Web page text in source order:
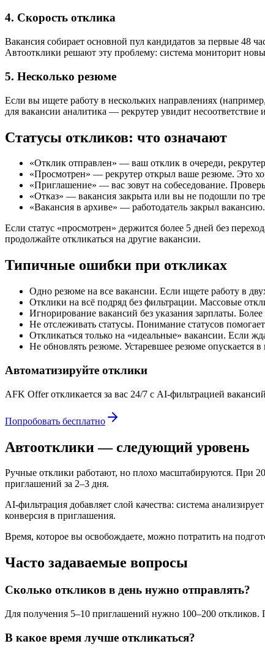
4. Скорость отклика
Вакансия собирает основной пул кандидатов за первые 48
Автоотклики решают эту проблему: система мониторит
5. Несколько резюме
Если вы ищете работу в нескольких направлениях
для вакансии аналитика — рекрутер увидит несоответствие
Статусы откликов: что означают
«Отклик отправлен» — ваш отклик в очереди,
«Просмотрен» — рекрутер открыл ваше резюме. Это
«Приглашение» — вас зовут на собеседование.
«Отказ» — вакансия закрыта или вы не подошли по
«Вакансия в архиве» — работодатель закрыл
Если статус «просмотрен» держится более 5 дней без
продолжайте откликаться на другие вакансии.
Типичные ошибки при откликах
Одно резюме на все вакансии. Если ищете работу в
Отклики на всё подряд без фильтрации. Массовые
Игнорирование вакансий без указания зарплаты.
Не отслеживать статусы. Понимание статусов
Откликаться только на «идеальные» вакансии. Если
Не обновлять резюме. Устаревшее резюме
Автоматизируйте отклики
AFK Offer откликается за вас 24/7 с AI-фильтрацией
Попробовать бесплатно
Автоотклики — следующий уровень
Ручные отклики работают, но плохо масштабируются. При
приглашений за 2–3 дня.
AI-фильтрация добавляет слой качества: система
конверсия в приглашения.
Время, которое вы освобождаете, можно потратить на
Часто задаваемые вопросы
Сколько откликов в день нужно отправлять?
Для получения 5–10 приглашений нужно 100–200 откликов.
В какое время лучше откликаться?